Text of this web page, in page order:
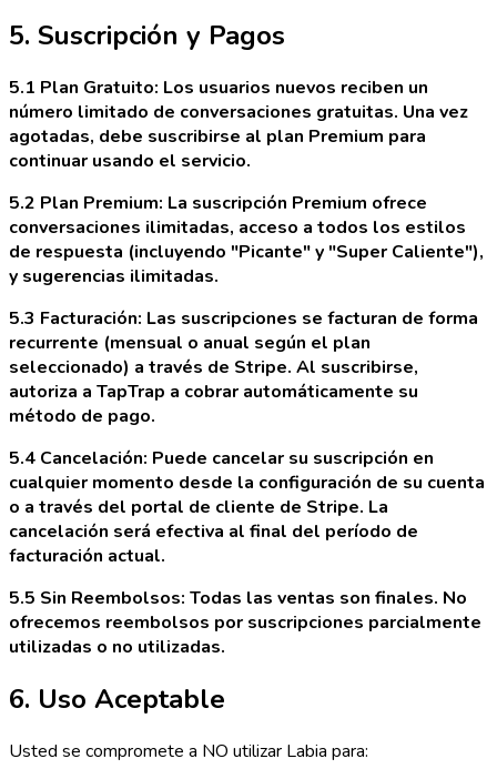
5. Suscripción y Pagos
5.1 Plan Gratuito: Los usuarios nuevos reciben un
número limitado de conversaciones gratuitas. Una vez
agotadas, debe suscribirse al plan Premium para
continuar usando el servicio.
5.2 Plan Premium: La suscripción Premium ofrece
conversaciones ilimitadas, acceso a todos los estilos
de respuesta (incluyendo "Picante" y "Super Caliente"),
y sugerencias ilimitadas.
5.3 Facturación: Las suscripciones se facturan de forma
recurrente (mensual o anual según el plan
seleccionado) a través de Stripe. Al suscribirse,
autoriza a TapTrap a cobrar automáticamente su
método de pago.
5.4 Cancelación: Puede cancelar su suscripción en
cualquier momento desde la configuración de su cuenta
o a través del portal de cliente de Stripe. La
cancelación será efectiva al final del período de
facturación actual.
5.5 Sin Reembolsos: Todas las ventas son finales. No
ofrecemos reembolsos por suscripciones parcialmente
utilizadas o no utilizadas.
6. Uso Aceptable
Usted se compromete a NO utilizar Labia para: